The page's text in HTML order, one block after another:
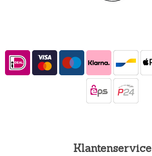
Klantenservice